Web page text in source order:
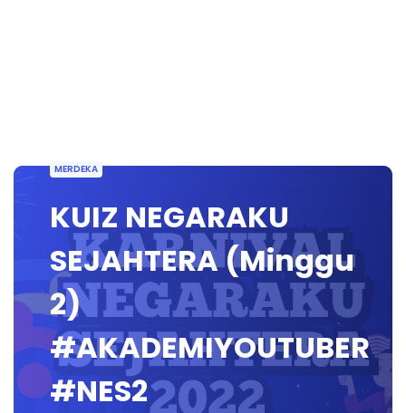
MERDEKA
KUIZ NEGARAKU
SEJAHTERA (Minggu
2)
#AKADEMIYOUTUBER
#NES2